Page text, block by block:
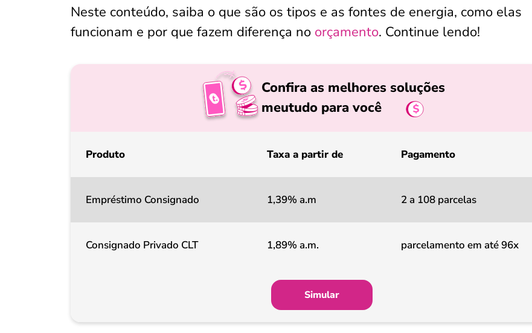
Neste conteúdo, saiba o que são os tipos e as fontes de energia, como elas
funcionam e por que fazem diferença no orçamento. Continue lendo!
Confira as melhores soluções
meutudo para você
Produto Taxa a partir de Pagamento
Empréstimo Consignado 1,39% a.m 2 a 108 parcelas
Consignado Privado CLT 1,89% a.m. parcelamento em até 96x
Simular